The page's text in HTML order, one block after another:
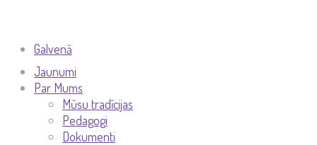
Galvenā
Jaunumi
Par Mums
Mūsu tradīcijas
Pedagogi
Dokumenti